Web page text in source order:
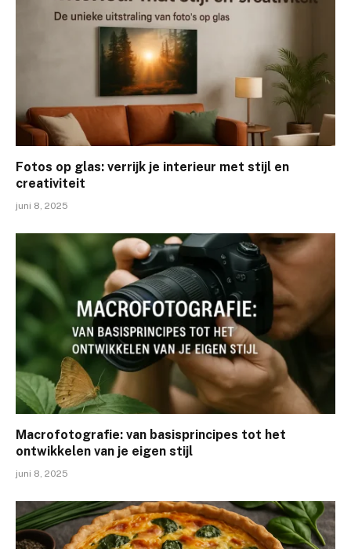
Fotos op glas: verrijk je interieur met stijl en
creativiteit
juni 8, 2025
Macrofotografie: van basisprincipes tot het
ontwikkelen van je eigen stijl
juni 8, 2025